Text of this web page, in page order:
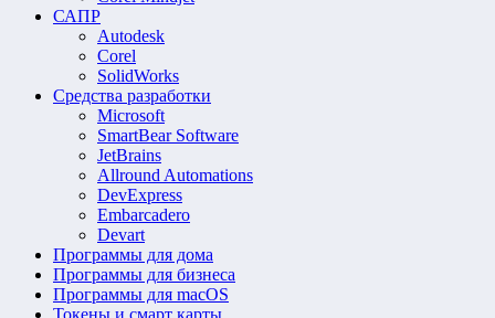
САПР
Autodesk
Corel
SolidWorks
Средства разработки
Microsoft
SmartBear Software
JetBrains
Allround Automations
DevExpress
Embarcadero
Devart
Программы для дома
Программы для бизнеса
Программы для macOS
Токены и смарт карты